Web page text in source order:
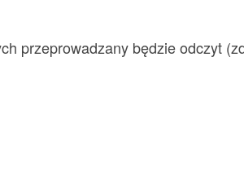
przeprowadzany będzie odczyt